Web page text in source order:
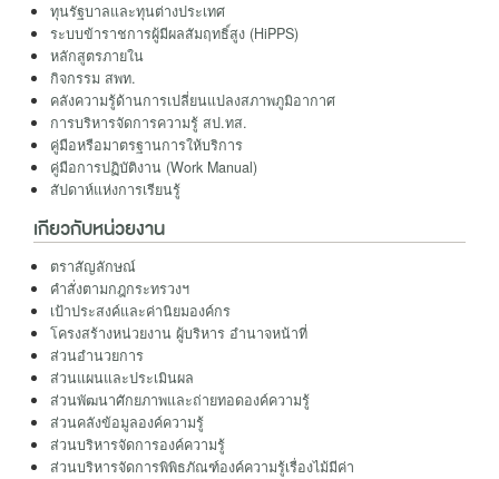
ทุนรัฐบาลและทุนต่างประเทศ
ระบบข้าราชการผู้มีผลสัมฤทธิ์สูง (HiPPS)
หลักสูตรภายใน
กิจกรรม สพท.
คลังความรู้ด้านการเปลี่ยนแปลงสภาพภูมิอากาศ
การบริหารจัดการความรู้ สป.ทส.
คู่มือหรือมาตรฐานการให้บริการ
คู่มือการปฏิบัติงาน (Work Manual)
สัปดาห์แห่งการเรียนรู้
เกียวกับหน่วยงาน
ตราสัญลักษณ์
คำสั่งตามกฎกระทรวงฯ
เป้าประสงค์และค่านิยมองค์กร
โครงสร้างหน่วยงาน ผู้บริหาร อำนาจหน้าที่
ส่วนอำนวยการ
ส่วนแผนและประเมินผล
ส่วนพัฒนาศักยภาพและถ่ายทอดองค์ความรู้
ส่วนคลังข้อมูลองค์ความรู้
ส่วนบริหารจัดการองค์ความรู้
ส่วนบริหารจัดการพิพิธภัณฑ์องค์ความรู้เรื่องไม้มีค่า